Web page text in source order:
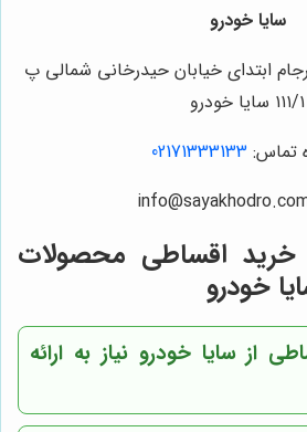
سایا خودرو
ابتدای خیابان حیدرخانی شمالی پ
۱۱۱/۱ سایا خودرو
تماس: 02171333133
خرید اقساطی محصولات
خودرو
از سایا خودرو نیاز به ارائه